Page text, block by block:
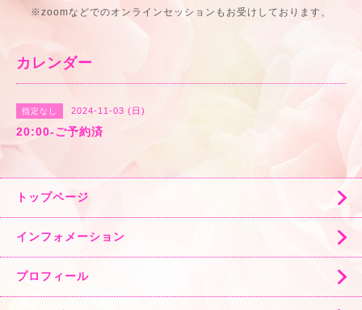
※zoomなどでのオンラインセッションもお受けしております、
カレンダー
指定なし 2024-11-03 (日)
20:00-ご予約済
トップページ
インフォメーション
プロフィール